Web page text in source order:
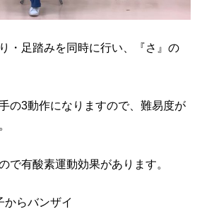
・足踏みを同時に行い、『さ』の
の3動作になりますので、難易度が
で有酸素運動効果があります。
からバンザイ